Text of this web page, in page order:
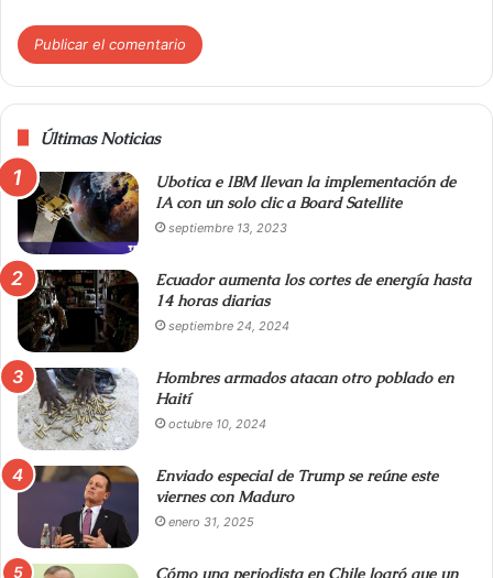
Últimas Noticias
Ubotica e IBM llevan la implementación de
IA con un solo clic a Board Satellite
septiembre 13, 2023
Ecuador aumenta los cortes de energía hasta
14 horas diarias
septiembre 24, 2024
Hombres armados atacan otro poblado en
Haití
octubre 10, 2024
Enviado especial de Trump se reúne este
viernes con Maduro
enero 31, 2025
Cómo una periodista en Chile logró que un